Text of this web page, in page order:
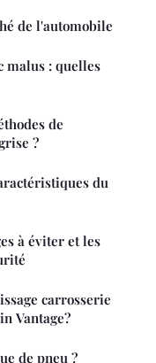
de l'automobile
malus : quelles
de
?
du
à éviter et les
carrosserie
Vantage?
de pneu ?